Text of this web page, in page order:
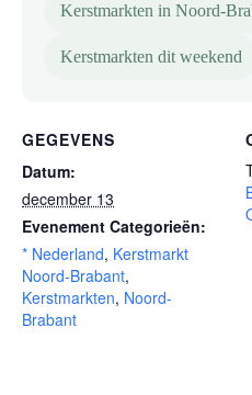
Kerstmarkten in Noord-
Kerstmarkten dit weekend
GEGEVENS
Datum:
december 13
Evenement Categorieën:
* Nederland, Kerstmarkt
Noord-Brabant,
Kerstmarkten, Noord-
Brabant